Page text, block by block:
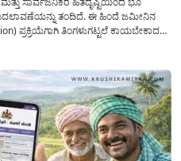
ತಂದಿದೆ. ಈ ಹಿಂದೆ ಜಮೀನಿನ
ಪ್ರಕ್ರಿಯೆಗಾಗಿ ತಿಂಗಳುಗಟ್ಟಲೆ ಕಾಯಬೇಕಾದ